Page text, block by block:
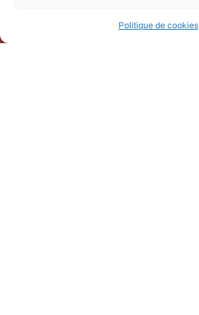
Politique de cookies